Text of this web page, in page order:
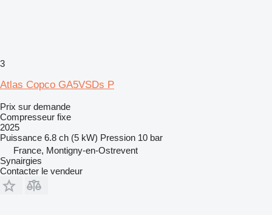
3
Atlas Copco GA5VSDs P
Prix sur demande
Compresseur fixe
2025
Puissance 6.8 ch (5 kW) Pression 10 bar
France, Montigny-en-Ostrevent
Synairgies
Contacter le vendeur